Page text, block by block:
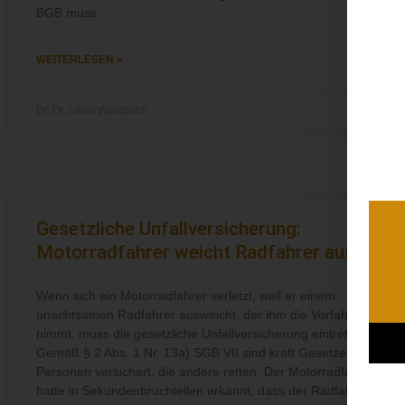
BGB muss
WEITERLESEN »
Gesetzliche Unfallversicherung:
Motorradfahrer weicht Radfahrer aus
Wenn sich ein Motorradfahrer verletzt, weil er einem
unachtsamen Radfahrer ausweicht, der ihm die Vorfahrt
nimmt, muss die gesetzliche Unfallversicherung eintreten
Gemäß § 2 Abs. 1 Nr. 13a) SGB VII sind kraft Gesetzes auch
Personen versichert, die andere retten. Der Motorradfahrer
hatte in Sekundenbruchteilen erkannt, dass der Radfahrer,